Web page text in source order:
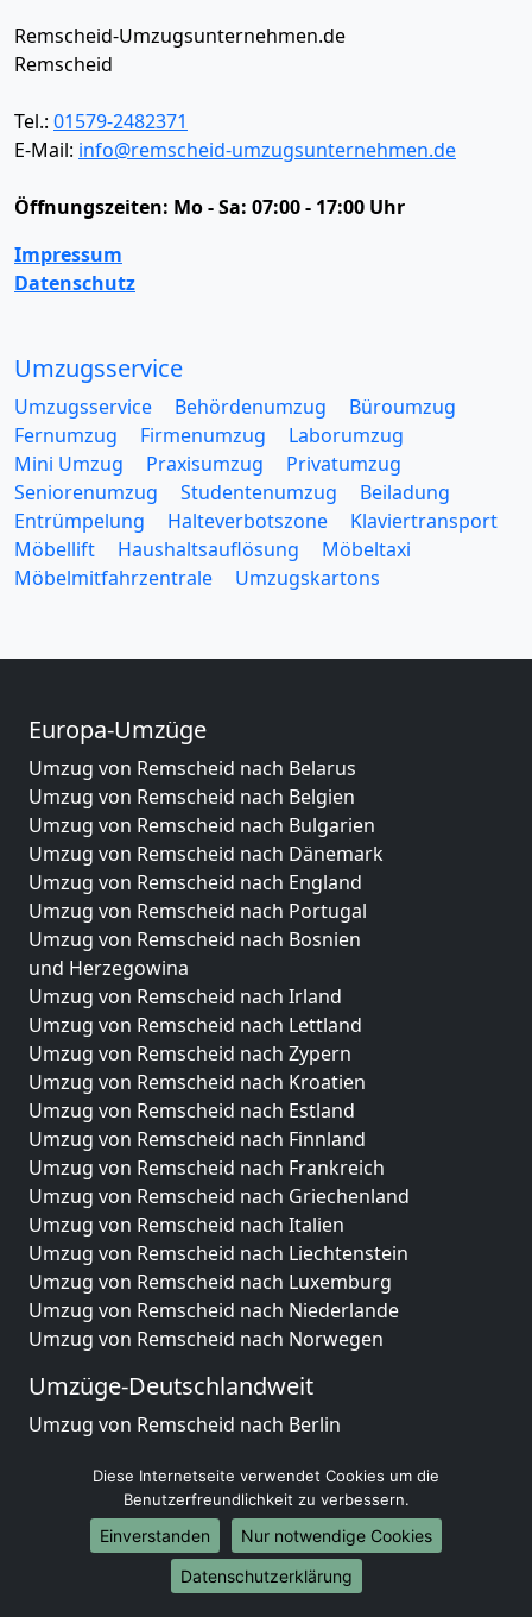
Remscheid-Umzugsunternehmen.de
Remscheid
Tel.: 01579-2482371
E-Mail: info@remscheid-umzugsunternehmen.de
Öffnungszeiten: Mo - Sa: 07:00 - 17:00 Uhr
Impressum
Datenschutz
Umzugsservice
Umzugsservice Behördenumzug
Büroumzug
Fernumzug
Firmenumzug
Laborumzug
Mini Umzug
Praxisumzug
Privatumzug
Seniorenumzug
Studentenumzug
Beiladung
Entrümpelung
Halteverbotszone
Klaviertransport
Möbellift
Haushaltsauflösung
Möbeltaxi
Möbelmitfahrzentrale
Umzugskartons
Europa-Umzüge
Umzug von Remscheid nach Belarus
Umzug von Remscheid nach Belgien
Umzug von Remscheid nach Bulgarien
Umzug von Remscheid nach Dänemark
Umzug von Remscheid nach England
Umzug von Remscheid nach Portugal
Umzug von Remscheid nach Bosnien
und Herzegowina
Umzug von Remscheid nach Irland
Umzug von Remscheid nach Lettland
Umzug von Remscheid nach Zypern
Umzug von Remscheid nach Kroatien
Umzug von Remscheid nach Estland
Umzug von Remscheid nach Finnland
Umzug von Remscheid nach Frankreich
Umzug von Remscheid nach Griechenland
Umzug von Remscheid nach Italien
Umzug von Remscheid nach Liechtenstein
Umzug von Remscheid nach Luxemburg
Umzug von Remscheid nach Niederlande
Umzug von Remscheid nach Norwegen
Umzüge-Deutschlandweit
Umzug von Remscheid nach Berlin
Umzug von Remscheid nach München
Umzug von Remscheid nach Köln
Umzug von Remscheid nach Frankfurt am Main
Umzug von Remscheid nach Stuttgart
Umzug von Remscheid nach Düsseldorf
Diese Internetseite verwendet Cookies um die
Benutzerfreundlichkeit zu verbessern.
Einverstanden
Nur notwendige Cookies
Datenschutzerklärung